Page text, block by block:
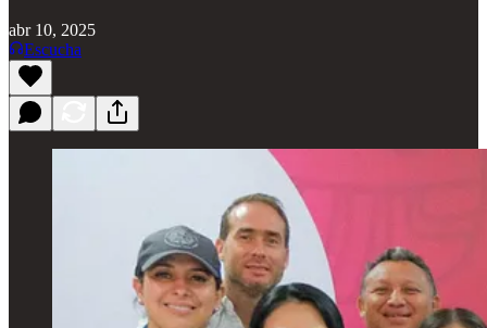
abr 10, 2025
Escucha